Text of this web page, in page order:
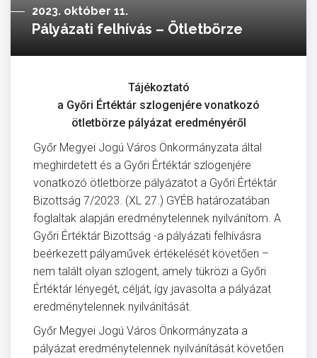
2023. október 11.
Pályázati felhívás – Ötletbörze
Tájékoztató
a Győri Értéktár szlogenjére vonatkozó
ötletbörze pályázat eredményéről
Győr Megyei Jogú Város Önkormányzata által
meghirdetett és a Győri Értéktár szlogenjére
vonatkozó ötletbörze pályázatot a Győri Értéktár
Bizottság 7/2023. (XL 27.) GYÉB határozatában
foglaltak alapján eredménytelennek nyilvánítom. A
Győri Értéktár Bizottság -a pályázati felhívásra
beérkezett pályaművek értékelését követően –
nem talált olyan szlogent, amely tükrözi a Győri
Értéktár lényegét, célját, így javasolta a pályázat
eredménytelennek nyilvánítását.
Győr Megyei Jogú Város Önkormányzata a
pályázat eredménytelennek nyilvánítását követően